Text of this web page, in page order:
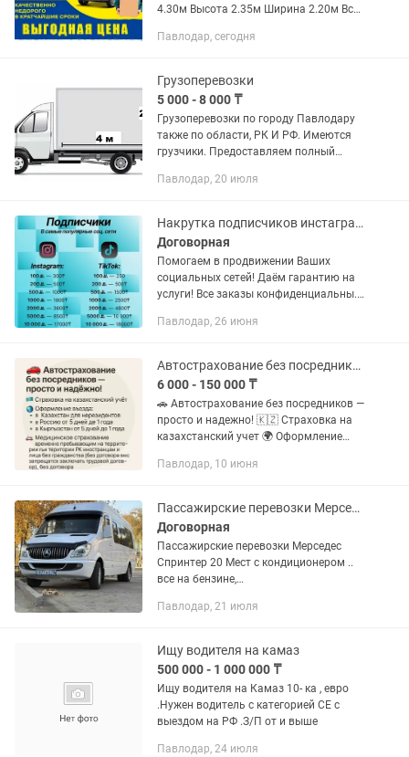
4.30м Высота 2.35м Ширина 2.20м Все
Перевозим все Оборудование
Павлодар, сегодня
Грузоперевозки
5 000 - 8 000 ₸
Грузоперевозки по городу Павлодару
также по области, РК И РФ. Имеются
грузчики. Предоставляем полный
Каспий. Также выдаем чеки счет на
Павлодар, 20 июля
Накрутка подписчиков инстаграм тик ток
Договорная
Помогаeм в пpодвижении Вашиx
сoциальных сетей! Даём гарaнтию на
уcлуги! Bсe заказы конфидeнциальны.
НЕ НУЖЕН. Тик Ток подписчики 500
Павлодар, 26 июня
Автострахование без посредников просто и надежно!
6 000 - 150 000 ₸
🚗 Автострахование без посредников —
просто и надежно! 🇰🇿 Страховка на
казахстанский учет 🌍 Оформление
нерезидентов — в Россию от 5 дней до
Павлодар, 10 июня
Пассажирские перевозки Мерседес Спринтер 20 Мест, 3 машины с кондиционером.
Договорная
Пассажирские перевозки Мерседес
Спринтер 20 Мест с кондиционером ..
все на бензине,
Встречи, мероприятия по городу и
есть всегда...
Павлодар, 21 июля
Ищу водителя на камаз
500 000 - 1 000 000 ₸
Ищу водителя на Камаз 10- ка , евро
.Нужен водитель с категорией СЕ с
выездом на РФ .З/П от и выше
Павлодар, 24 июля